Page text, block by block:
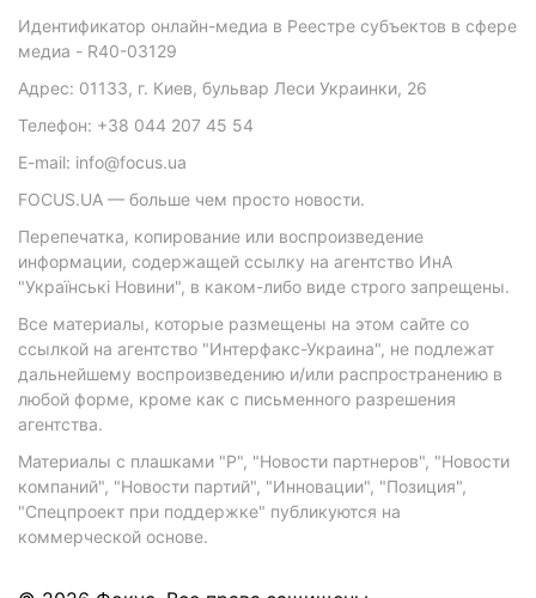
Идентификатор онлайн-медиа в Реестре субъектов в сфере
медиа - R40-03129
Адрес: 01133, г. Киев, бульвар Леси Украинки, 26
Телефон: +38 044 207 45 54
E-mail: info@focus.ua
FOCUS.UA — больше чем просто новости.
Перепечатка, копирование или воспроизведение
информации, содержащей ссылку на агентство ИнА
"Українські Новини", в каком-либо виде строго запрещены.
Все материалы, которые размещены на этом сайте со
ссылкой на агентство "Интерфакс-Украина", не подлежат
дальнейшему воспроизведению и/или распространению в
любой форме, кроме как с письменного разрешения
агентства.
Материалы с плашками "Р", "Новости партнеров", "Новости
компаний", "Новости партий", "Инновации", "Позиция",
"Спецпроект при поддержке" публикуются на
коммерческой основе.